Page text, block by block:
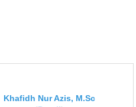
Khafidh Nur Azis, M.Sc